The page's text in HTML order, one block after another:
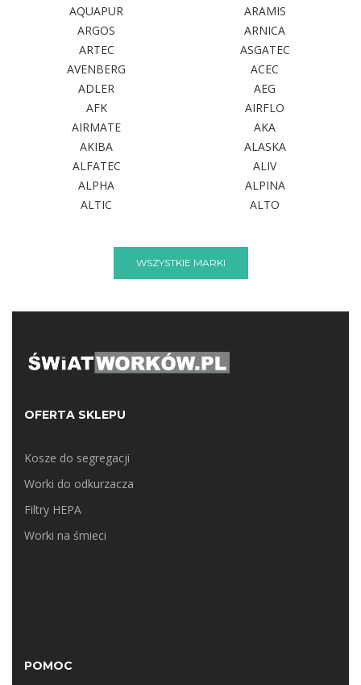
AQUAPUR
ARAMIS
ARGOS
ARNICA
ARTEC
ASGATEC
AVENBERG
ACEC
ADLER
AEG
AFK
AIRFLO
AIRMATE
AKA
AKIBA
ALASKA
ALFATEC
ALIV
ALPHA
ALPINA
ALTIC
ALTO
WSZYSTKIE MARKI
OFERTA SKLEPU
Kosze do segregacji
Worki do odkurzacza
Filtry HEPA
Worki na śmieci
POMOC